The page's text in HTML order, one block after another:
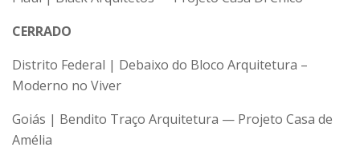
CERRADO
Distrito Federal | Debaixo do Bloco Arquitetura –
Moderno no Viver
Goiás | Bendito Traço Arquitetura — Projeto Casa de
Amélia